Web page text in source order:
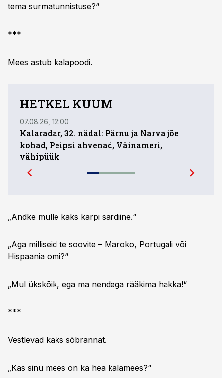
tema surmatunnistuse?“
***
Mees astub kalapoodi.
HETKEL KUUM
07.08.26, 12:00
Kalaradar, 32. nädal: Pärnu ja Narva jõe
kohad, Peipsi ahvenad, Väinameri,
vähipüük
„Andke mulle kaks karpi sardiine.“
„Aga milliseid te soovite – Maroko, Portugali või
Hispaania omi?“
„Mul ükskõik, ega ma nendega rääkima hakka!“
***
Vestlevad kaks sõbrannat.
„Kas sinu mees on ka hea kalamees?“